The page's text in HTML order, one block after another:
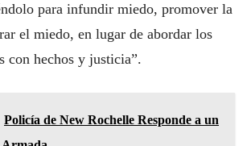
para infundir miedo, promover la
el miedo, en lugar de abordar los
con hechos y justicia”.
Policía de New Rochelle Responde a un